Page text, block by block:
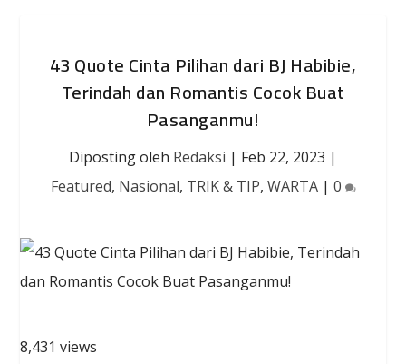
43 Quote Cinta Pilihan dari BJ Habibie,
Terindah dan Romantis Cocok Buat
Pasanganmu!
Diposting oleh Redaksi | Feb 22, 2023 |
Featured, Nasional, TRIK & TIP, WARTA| 0
8,431 views